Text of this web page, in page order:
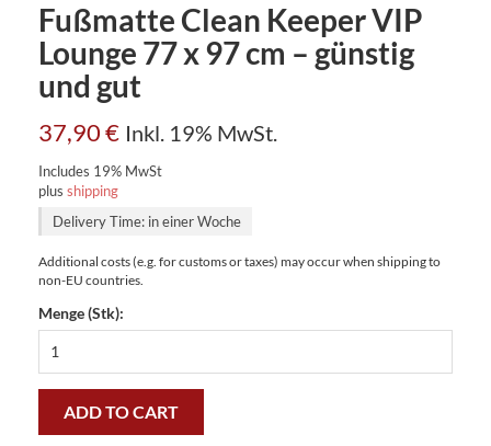
Fußmatte Clean Keeper VIP
Lounge 77 x 97 cm – günstig
und gut
37,90€ Inkl. 19% MwSt.
Includes 19% MwSt
plus shipping
Delivery Time: in einer Woche
Additional costs (e.g. for customs or taxes) may occur when shipping to
non-EU countries.
Menge (Stk):
Clean
ADD TO CART